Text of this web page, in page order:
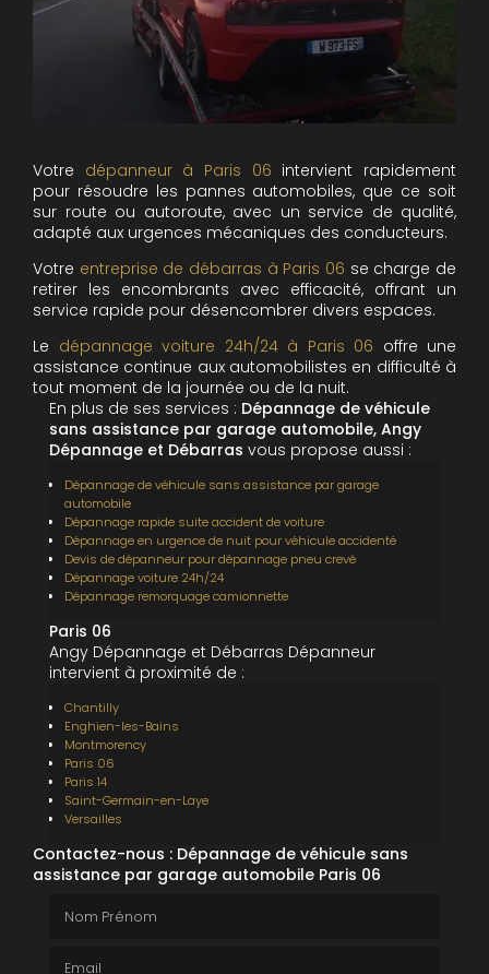
Votre dépanneur à Paris 06 intervient rapidement
pour résoudre les pannes automobiles, que ce soit
sur route ou autoroute, avec un service de qualité,
adapté aux urgences mécaniques des conducteurs.
Votre entreprise de débarras à Paris 06 se charge de
retirer les encombrants avec efficacité, offrant un
service rapide pour désencombrer divers espaces.
Le dépannage voiture 24h/24 à Paris 06 offre une
assistance continue aux automobilistes en difficulté à
tout moment de la journée ou de la nuit.
En plus de ses services : Dépannage de véhicule
sans assistance par garage automobile, Angy
Dépannage et Débarras vous propose aussi :
Dépannage de véhicule sans assistance par garage
automobile
Dépannage rapide suite accident de voiture
Dépannage en urgence de nuit pour véhicule accidenté
Devis de dépanneur pour dépannage pneu crevé
Dépannage voiture 24h/24
Dépannage remorquage camionnette
Paris 06
Angy Dépannage et Débarras Dépanneur
intervient à proximité de :
Chantilly
Enghien-les-Bains
Montmorency
Paris 06
Paris 14
Saint-Germain-en-Laye
Versailles
Contactez-nous : Dépannage de véhicule sans
assistance par garage automobile Paris 06